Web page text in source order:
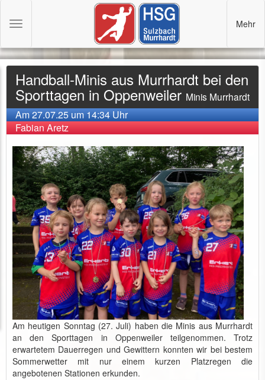
Handball-Minis aus Murrhardt bei den
Sporttagen in Oppenweiler Minis Murrhardt
Am 27.07.25 um 14:34 Uhr
Fabian Aretz
Am heutigen Sonntag (27. Juli) haben die Minis aus Murrhardt
an den Sporttagen in Oppenweiler teilgenommen. Trotz
erwartetem Dauerregen und Gewittern konnten wir bei bestem
Sommerwetter mit nur einem kurzen Platzregen die
angebotenen Stationen erkunden.
Toggle
Mehr